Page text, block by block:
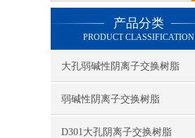
产品分类
PRODUCT CLASSIFICATION
大孔弱碱性阴离子交换树脂
弱碱性阴离子交换树脂
D301大孔阴离子交换树脂